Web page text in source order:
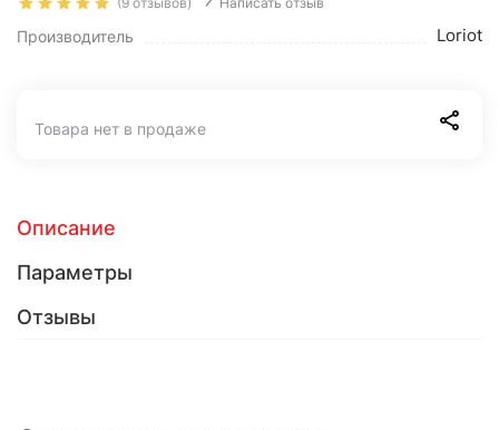
Производитель Loriot
Товара нет в продаже
Описание
Параметры
Отзывы